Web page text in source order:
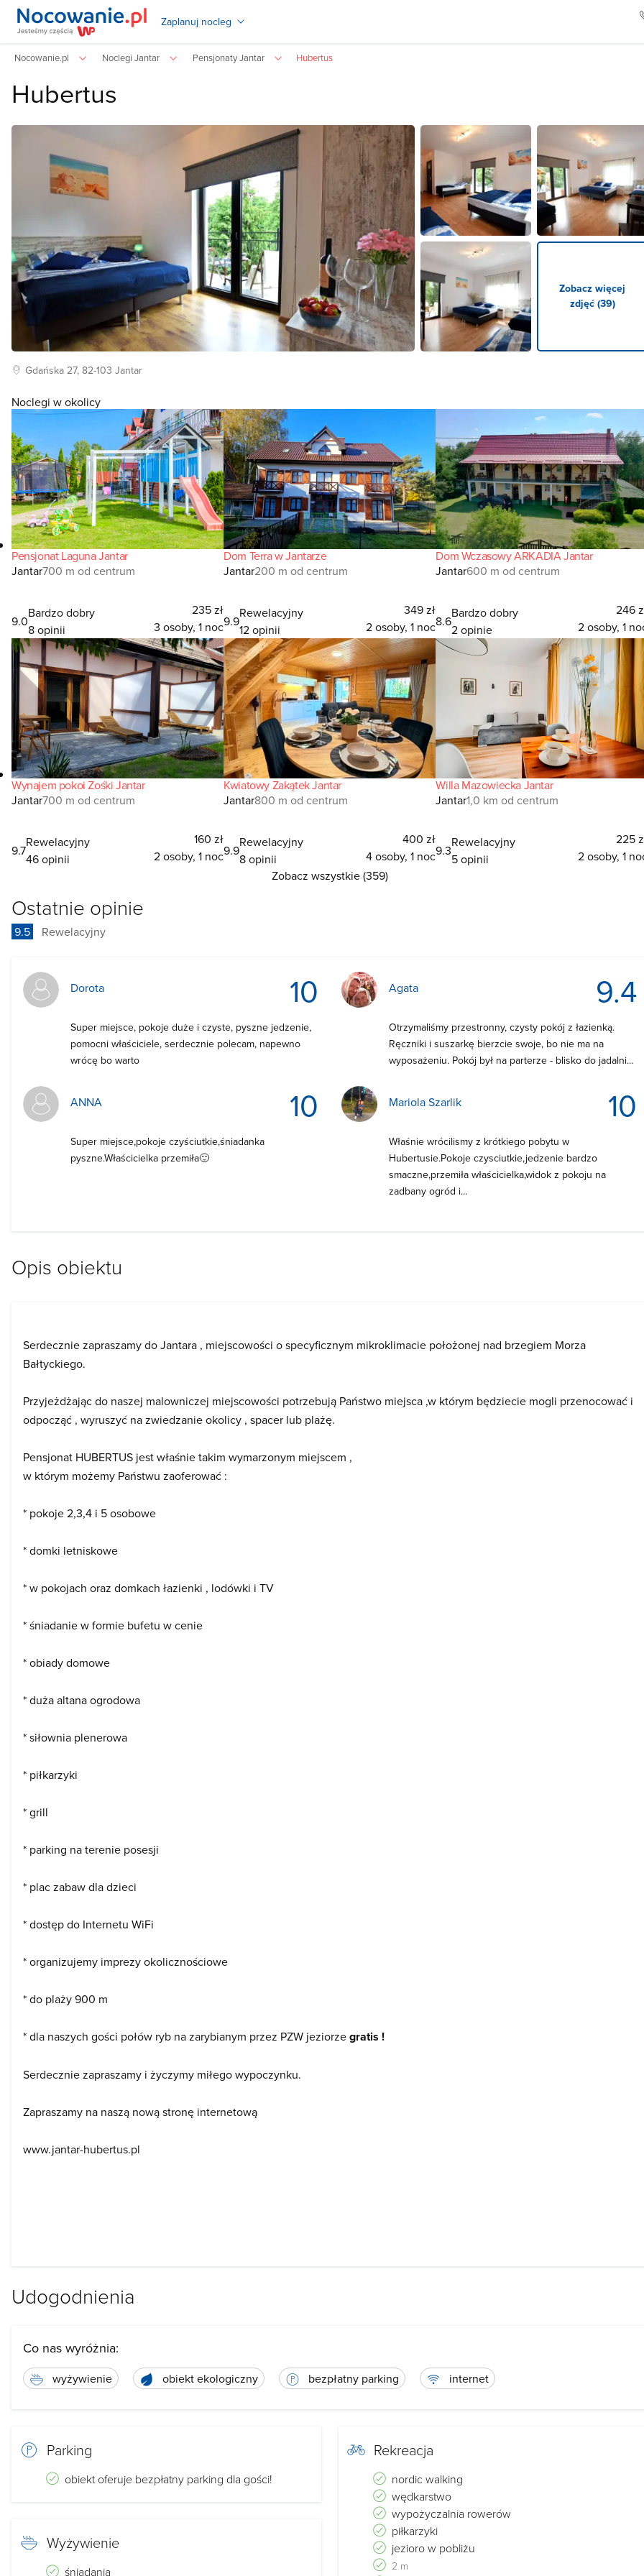
Zaplanuj nocleg
Nocowanie.pl Noclegi Jantar Pensjonaty Jantar Hubertus
Hubertus
Zobacz więcej
zdjęć (39)
Gdańska27, 82-103 Jantar
Noclegi w okolicy
Pensjonat Laguna Jantar
Jantar700 m od centrum
9.0
Bardzo dobry
8 opinii
235 zł
3 osoby, 1 noc
Dom Terra w Jantarze
Jantar200 m od centrum
9.9
Rewelacyjny
12 opinii
349 zł
2 osoby, 1 noc
Dom Wczasowy ARKADIA Jantar
Jantar600 m od centrum
8.6
Bardzo dobry
2 opinie
246
2 osoby, 1
Wynajem pokoi Zośki Jantar
Jantar700 m od centrum
9.7
Rewelacyjny
46 opinii
160 zł
2 osoby, 1 noc
Kwiatowy Zakątek Jantar
Jantar800 m od centrum
9.9
Rewelacyjny
8 opinii
400 zł
4 osoby, 1 noc
Willa Mazowiecka Jantar
Jantar1,0 km od centrum
9.3
Rewelacyjny
5 opinii
225
2 osoby, 1
Zobacz wszystkie (359)
Ostatnie opinie
9.5 Rewelacyjny
10
Dorota
Super miejsce, pokoje duże i czyste, pyszne jedzenie,
pomocni właściciele, serdecznie polecam, napewno
wrócę bo warto
9.4
Agata
Otrzymaliśmy przestronny, czysty pokój z łazienką.
Ręczniki i suszarkę bierzcie swoje, bo nie ma na
wyposażeniu. Pokój był na parterze - blisko do jadalni...
10
ANNA
Super miejsce,pokoje czyściutkie,śniadanka
pyszne.Właścicielka przemiła🙂
10
Mariola Szarlik
Właśnie wrócilismy z krótkiego pobytu w
Hubertusie.Pokoje czysciutkie,jedzenie bardzo
smaczne,przemiła właścicielka,widok z pokoju na
zadbany ogród i...
Opis obiektu
Serdecznie zapraszamy do Jantara , miejscowości o specyficznym mikroklimacie położonej nad brzegiem Morza
Bałtyckiego.
Przyjeżdżając do naszej malowniczej miejscowości potrzebują Państwo miejsca ,w którym będziecie mogli przenocować i
odpocząć , wyruszyć na zwiedzanie okolicy , spacer lub plażę.
Pensjonat HUBERTUS jest właśnie takim wymarzonym miejscem ,
w którym możemy Państwu zaoferować :
* pokoje 2,3,4 i 5 osobowe
* domki letniskowe
* w pokojach oraz domkach łazienki , lodówki i TV
* śniadanie w formie bufetu w cenie
* obiady domowe
* duża altana ogrodowa
* siłownia plenerowa
* piłkarzyki
* grill
* parking na terenie posesji
* plac zabaw dla dzieci
* dostęp do Internetu WiFi
* organizujemy imprezy okolicznościowe
* do plaży 900 m
* dla naszych gości połów ryb na zarybianym przez PZW jeziorzegratis !
Serdecznie zapraszamy i życzymy miłego wypoczynku.
Zapraszamy na naszą nową stronę internetową
www.jantar-hubertus.pl
Udogodnienia
Co nas wyróżnia:
wyżywienie obiekt ekologiczny bezpłatny parking internet
Parking
obiekt oferuje bezpłatny parking dla gości!
Wyżywienie
śniadania
Rekreacja
nordic walking
wędkarstwo
wypożyczalnia rowerów
piłkarzyki
jezioro w pobliżu
2 m